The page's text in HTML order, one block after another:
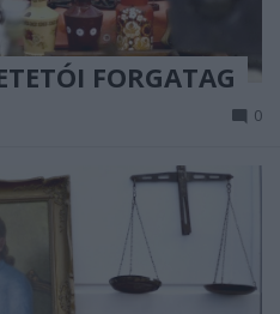
FORGATAG
0